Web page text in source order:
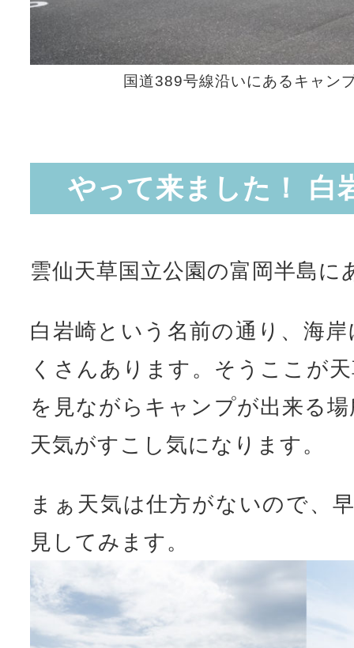
国道389号線沿いにあるキャン
やって来ました！ 白
雲仙天草国立公園の富岡半島に
白岩崎という名前の通り、海
くさんあります。そうここが
を見ながらキャンプが出来る
天気がすこし気になります。
まぁ天気は仕方がないので、
見してみます。